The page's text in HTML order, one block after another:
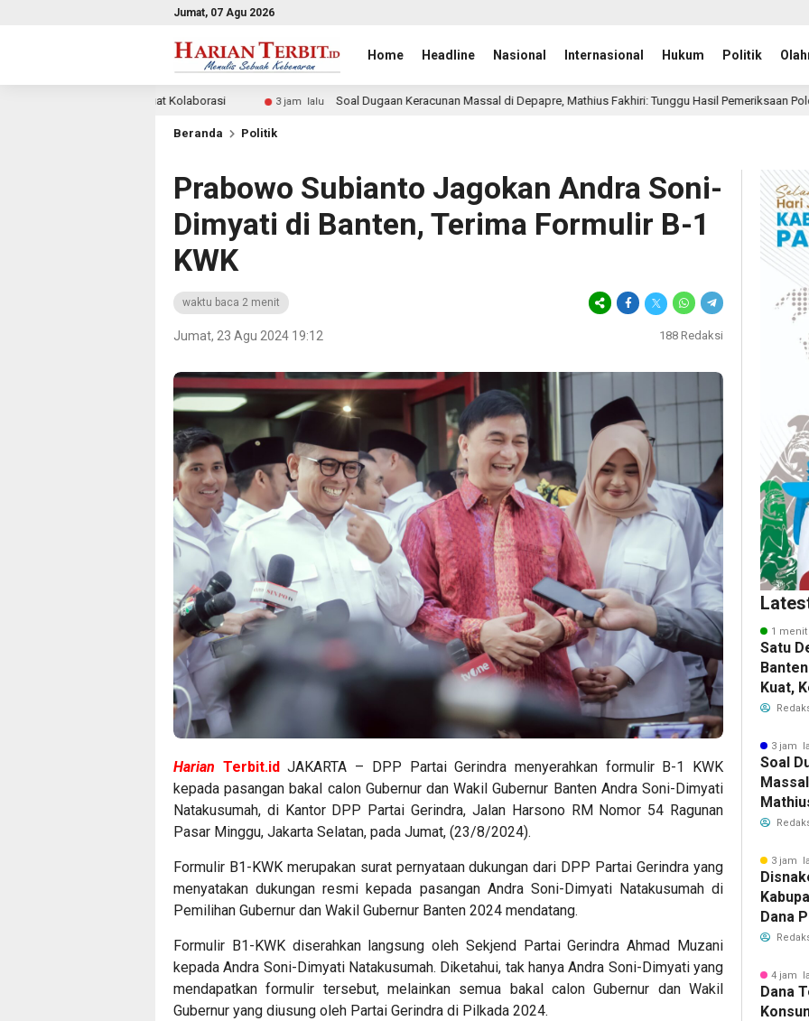
Jumat, 07 Agu 2026
Home Headline Nasional Internasional Hukum Politik
3 jam lalu Soal Dugaan Keracunan Massal di Depapre, Mathius Fakhiri: Tunggu Hasil Pemeriksaan Polda Papua 3 jam
Beranda Politik
Prabowo Subianto Jagokan Andra Soni-
Dimyati di Banten, Terima Formulir B-1
KWK
waktu baca 2 menit
Jumat, 23 Agu 2024 19:12 188 Redaksi
Harian Terbit.idJAKARTA – DPP Partai Gerindra menyerahkan formulir B-1 KWK
kepada pasangan bakal calon Gubernur dan Wakil Gubernur Banten Andra Soni-Dimyati
Natakusumah, di Kantor DPP Partai Gerindra, Jalan Harsono RM Nomor 54 Ragunan
Pasar Minggu, Jakarta Selatan, pada Jumat, (23/8/2024).
Formulir B1-KWK merupakan surat pernyataan dukungan dari DPP Partai Gerindra yang
menyatakan dukungan resmi kepada pasangan Andra Soni-Dimyati Natakusumah di
Pemilihan Gubernur dan Wakil Gubernur Banten 2024 mendatang.
Formulir B1-KWK diserahkan langsung oleh Sekjend Partai Gerindra Ahmad Muzani
kepada Andra Soni-Dimyati Natakusumah. Diketahui, tak hanya Andra Soni-Dimyati yang
mendapatkan formulir tersebut, melainkan semua bakal calon Gubernur dan Wakil
Gubernur yang diusung oleh Partai Gerindra di Pilkada 2024.
1
Satu
Kuat,
Ajak
3 jam
Soal
Hasil
3 jam
Dana
Miliar
4 jam
Dana